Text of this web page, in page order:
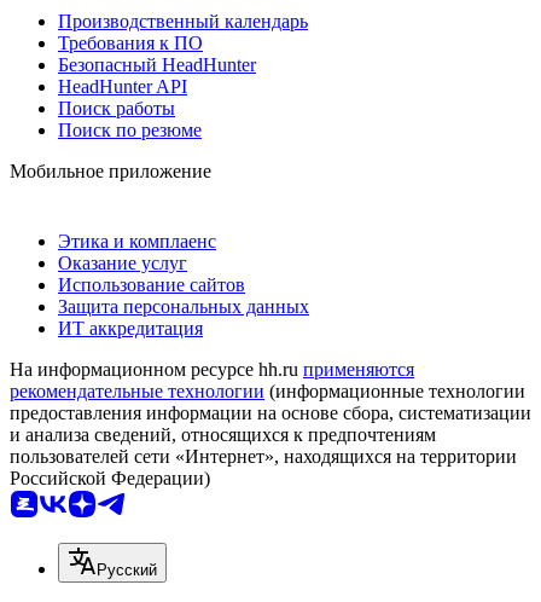
Производственный календарь
Требования к ПО
Безопасный HeadHunter
HeadHunter API
Поиск работы
Поиск по резюме
Мобильное приложение
Этика и комплаенс
Оказание услуг
Использование сайтов
Защита персональных данных
ИТ аккредитация
На информационном ресурсе hh.ru применяются
рекомендательные технологии (информационные технологии
предоставления информации на основе сбора, систематизации
и анализа сведений, относящихся к предпочтениям
пользователей сети «Интернет», находящихся на территории
Российской Федерации)
Русский